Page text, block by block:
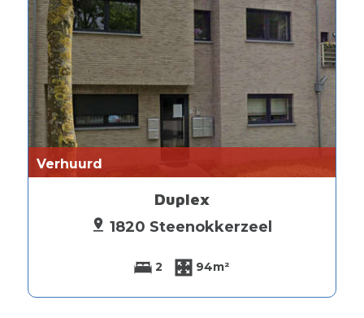
Verhuurd
Duplex
1820 Steenokkerzeel
2 94m²